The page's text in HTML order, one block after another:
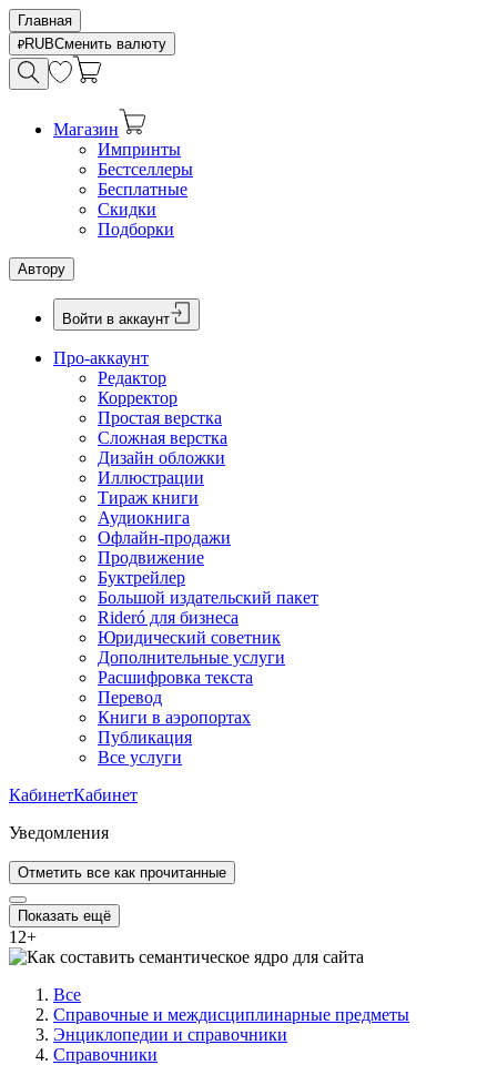
Главная
RUBСменить валюту
Магазин
Импринты
Бестселлеры
Бесплатные
Скидки
Подборки
Автору
Войти в аккаунт
Про-аккаунт
Редактор
Корректор
Простая верстка
Сложная верстка
Дизайн обложки
Иллюстрации
Тираж книги
Аудиокнига
Офлайн-продажи
Продвижение
Буктрейлер
Большой издательский пакет
Rideró для бизнеса
Юридический советник
Дополнительные услуги
Расшифровка текста
Перевод
Книги в аэропортах
Публикация
Все услуги
КабинетКабинет
Уведомления
Отметить все как прочитанные
Показать ещё
12+
Все
Справочные и междисциплинарные предметы
Энциклопедии и справочники
Справочники